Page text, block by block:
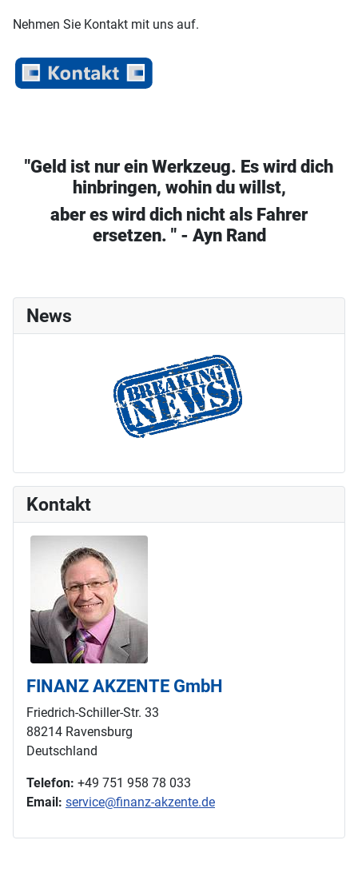
Nehmen Sie Kontakt mit uns auf.
"Geld ist nur ein Werkzeug. Es wird dich
hinbringen, wohin du willst,
aber es wird dich nicht als Fahrer
ersetzen. " - Ayn Rand
News
Kontakt
FINANZ AKZENTE GmbH
Friedrich-Schiller-Str. 33
88214 Ravensburg
Deutschland
Telefon: +49 751 958 78 033
Email: service@finanz-akzente.de